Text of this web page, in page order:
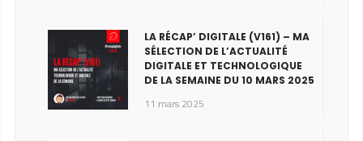
LA RÉCAP’ DIGITALE (V161) – MA
SÉLECTION DE L’ACTUALITÉ
DIGITALE ET TECHNOLOGIQUE
DE LA SEMAINE DU 10 MARS 2025
11 mars 2025